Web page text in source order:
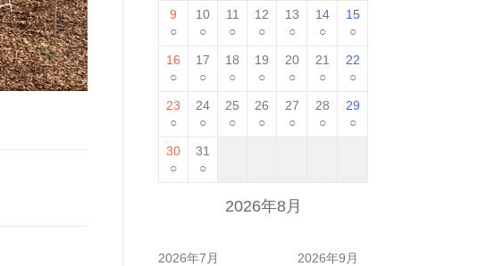
2026年8月
9
○
10
○
11
○
12
○
13
○
14
○
15
○
16
○
17
○
18
○
19
○
20
○
21
○
22
○
23
○
24
○
25
○
26
○
27
○
28
○
29
○
30
○
31
○
2026年7月 2026年9月